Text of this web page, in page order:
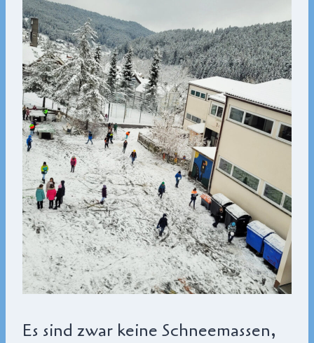
Es sind zwar keine Schneemassen,